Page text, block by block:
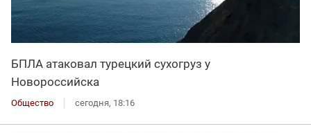
БПЛА атаковал турецкий сухогруз у
Новороссийска
Общество сегодня, 18:16